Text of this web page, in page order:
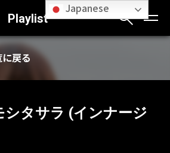
Playlist
戻る
タサラ (インナージ
Japanese